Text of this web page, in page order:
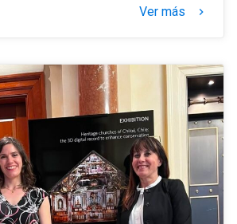
Ver más keyboard_arrow_right